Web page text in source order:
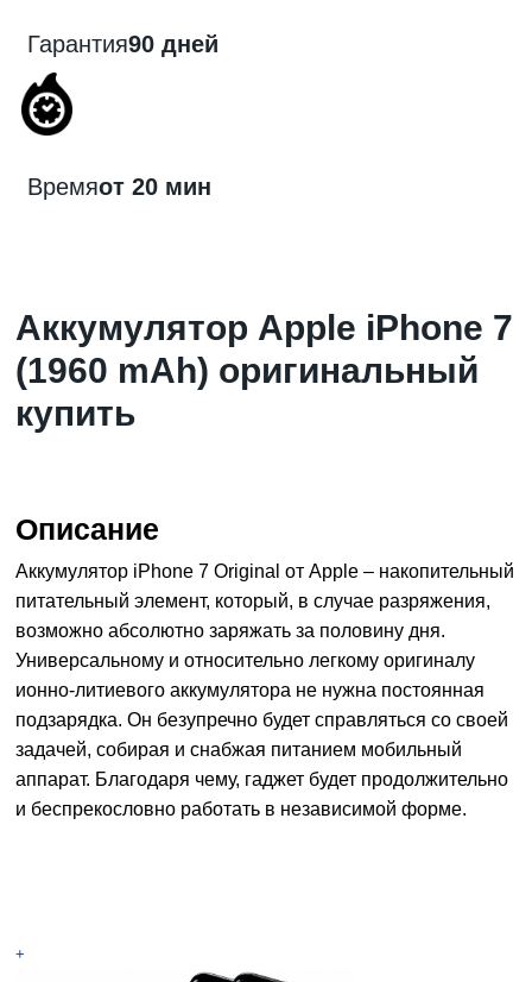
Гарантия90 дней
Времяот 20 мин
Аккумулятор Apple iPhone 7
(1960 mAh) оригинальный
купить
Описание
Аккумулятор iPhone 7 Original от Apple – накопительный
питательный элемент, который, в случае разряжения,
возможно абсолютно заряжать за половину дня.
Универсальному и относительно легкому оригиналу
ионно-литиевого аккумулятора не нужна постоянная
подзарядка. Он безупречно будет справляться со своей
задачей, собирая и снабжая питанием мобильный
аппарат. Благодаря чему, гаджет будет продолжительно
и беспрекословно работать в независимой форме.
+